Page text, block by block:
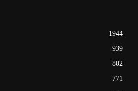
1944
939
802
771